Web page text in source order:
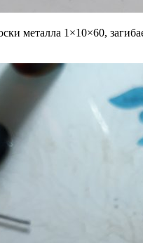
металла 1×10×60,